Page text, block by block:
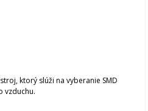
ktorý slúži na vyberanie SMD
vzduchu.